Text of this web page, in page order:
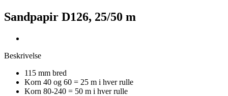
Sandpapir D126, 25/50 m
Beskrivelse
115 mm bred
Korn 40 og 60 = 25 m i hver rulle
Korn 80-240 = 50 m i hver rulle